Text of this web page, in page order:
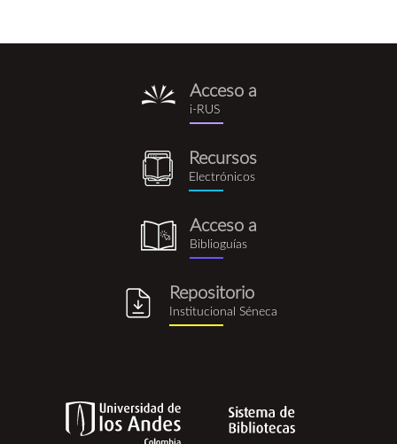
i-
rus.png
Acceso a
i-RUS
recursos_electronicos.png
Recursos
Electrónicos
biblioguia.png
Acceso a
Biblioguías
Repositorio
Institucional Séneca